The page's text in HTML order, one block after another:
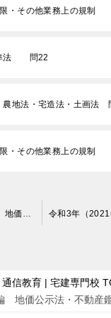
・その他業務上の規制
準法 問22
地法・宅造法・土画法
限・その他業務上の規制
令和3年（2021年） 宅建一問一答問題 税・価格・5問免除編 地価公示法・不動産鑑定評価 問6
信教育 | 宅建専門校
地価公示法・不動産